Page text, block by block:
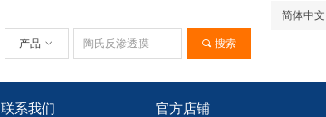
联系我们 官方店铺
끠 搜索
产品 ꀁ
简体中文